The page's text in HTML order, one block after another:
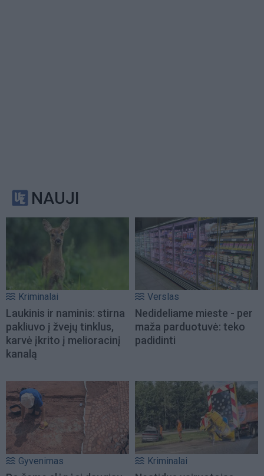
NAUJI
Kriminalai
Laukinis ir naminis: stirna
pakliuvo į žvejų tinklus,
karvė įkrito į melioracinį
kanalą
Verslas
Nedideliame mieste - per
maža parduotuvė: teko
padidinti
Gyvenimas Kriminalai